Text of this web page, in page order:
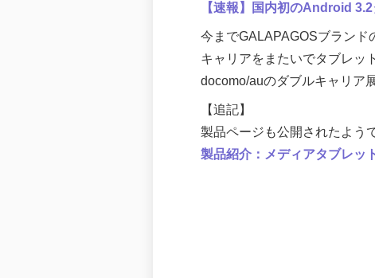
【速報】国内初のAndroid
今までGALAPAGOSブランド
キャリアをまたいでタブレッ
docomo/auのダブルキャリア
【追記】
製品ページも公開されたよう
製品紹介：メディアタブレッ